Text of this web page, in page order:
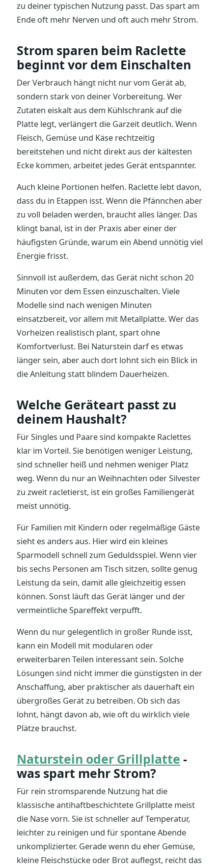
zu deiner typischen Nutzung passt. Das spart am
Ende oft mehr Nerven und oft auch mehr Strom.
Strom sparen beim Raclette
beginnt vor dem Einschalten
Der Verbrauch hängt nicht nur vom Gerät ab,
sondern stark von deiner Vorbereitung. Wer
Zutaten eiskalt aus dem Kühlschrank auf die
Platte legt, verlängert die Garzeit deutlich. Wenn
Fleisch, Gemüse und Käse rechtzeitig
bereitstehen und nicht direkt aus der kältesten
Ecke kommen, arbeitet jedes Gerät entspannter.
Auch kleine Portionen helfen. Raclette lebt davon,
dass du in Etappen isst. Wenn die Pfännchen aber
zu voll beladen werden, braucht alles länger. Das
klingt banal, ist in der Praxis aber einer der
häufigsten Gründe, warum ein Abend unnötig viel
Energie frisst.
Sinnvoll ist außerdem, das Gerät nicht schon 20
Minuten vor dem Essen einzuschalten. Viele
Modelle sind nach wenigen Minuten
einsatzbereit, vor allem mit Metallplatte. Wer das
Vorheizen realistisch plant, spart ohne
Komfortverlust. Bei Naturstein darf es etwas
länger sein, aber auch dort lohnt sich ein Blick in
die Anleitung statt blindem Dauerheizen.
Welche Geräteart passt zu
deinem Haushalt?
Für Singles und Paare sind kompakte Raclettes
klar im Vorteil. Sie benötigen weniger Leistung,
sind schneller heiß und nehmen weniger Platz
weg. Wenn du nur an Weihnachten oder Silvester
zu zweit racletierst, ist ein großes Familiengerät
meist unnötig.
Für Familien mit Kindern oder regelmäßige Gäste
sieht es anders aus. Hier wird ein kleines
Sparmodell schnell zum Geduldsspiel. Wenn vier
bis sechs Personen am Tisch sitzen, sollte genug
Leistung da sein, damit alle gleichzeitig essen
können. Sonst läuft das Gerät länger und der
vermeintliche Spareffekt verpufft.
Wenn du nur gelegentlich in großer Runde isst,
kann ein Modell mit modularen oder
erweiterbaren Teilen interessant sein. Solche
Lösungen sind nicht immer die günstigsten in der
Anschaffung, aber praktischer als dauerhaft ein
übergroßes Gerät zu betreiben. Ob sich das
lohnt, hängt davon ab, wie oft du wirklich viele
Plätze brauchst.
Naturstein oder Grillplatte -
was spart mehr Strom?
Für rein stromsparende Nutzung hat die
klassische antihaftbeschichtete Grillplatte meist
die Nase vorn. Sie ist schneller auf Temperatur,
leichter zu reinigen und für spontane Abende
unkomplizierter. Gerade wenn du eher Gemüse,
kleine Fleischstücke oder Brot auflegst, reicht das